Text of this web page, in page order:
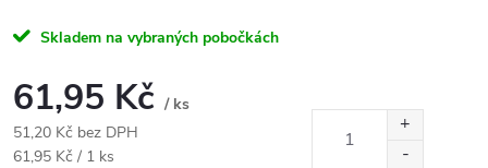
Skladem na vybraných pobočkách
61,95 Kč / ks
51,20 Kč bez DPH
Měrná
61,95 Kč / 1 ks